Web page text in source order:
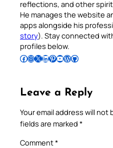
reflections, and other
He manages the website
apps alongside his
story). Stay connected
profiles below.
Follow Pradeep on Facebook Follow Pradeep on InstagramFollow Pradeep on X Follow Pradeep on LinkedIn Follow Pradeep on Pinterest Subscribe to Pradeep’s Youtube Channel Follow Pradeep on WordPress Follow Pradeep on GitHub
Leave a Reply
Your email address will not
fields are marked *
Comment*